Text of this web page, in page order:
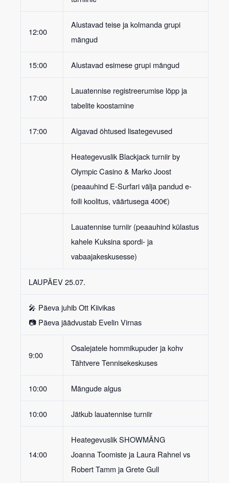
12:00
Alustavad teise ja kolmanda grupi
mängud
15:00 Alustavad esimese grupi mängud
17:00
Lauatennise registreerumise lõpp ja
tabelite koostamine
17:00 Algavad õhtused lisategevused
Heategevuslik Blackjack turniirby
Olympic Casino & Marko Joost
(peaauhind E-Surfari välja pandud e-
foili koolitus, väärtusega 400€)
Lauatennise turniir(peaauhind külastus
kahele Kuksina spordi- ja
vabaajakeskusesse)
LAUPÄEV 25.07.
🎤 Päeva juhibOtt Kiivikas
📷 Päeva jäädvustab Evelin Virnas
9:00
Osalejatele hommikupuder ja kohv
Tähtvere Tennisekeskuses
10:00 Mängude algus
10:00 Jätkub lauatennise turniir
14:00
Heategevuslik SHOWMÄNG
Joanna Toomiste ja Laura Rahnel vs
Robert Tamm ja Grete Gull